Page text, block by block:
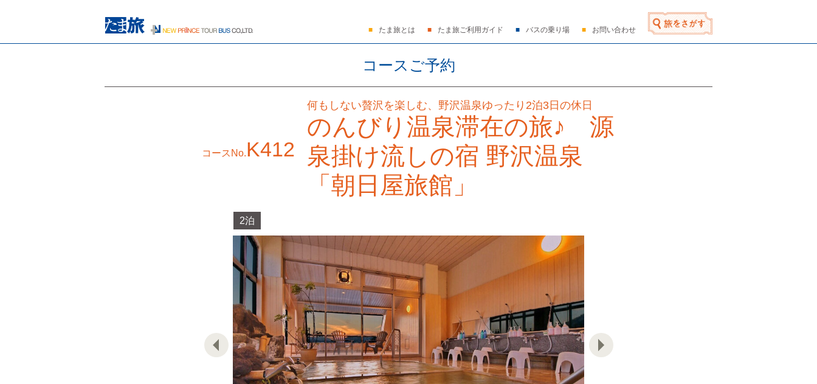
たま旅とは たま旅ご利用ガイド バスの乗り場 お問い合わせ
コースご予約
コースNo.K412
何もしない贅沢を楽しむ、野沢温泉ゆったり2泊3日の休日
のんびり温泉滞在の旅♪ 源
泉掛け流しの宿 野沢温泉
「朝日屋旅館」
2泊